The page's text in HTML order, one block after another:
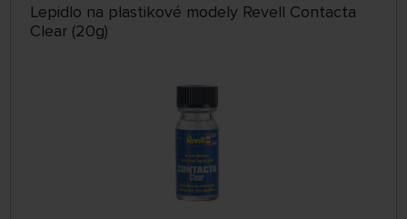
Lepidlo na plastikové modely Revell Contacta
Clear (20g)